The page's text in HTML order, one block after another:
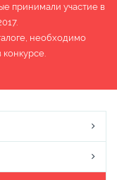
принимали участие в
необходимо
конкурсе.